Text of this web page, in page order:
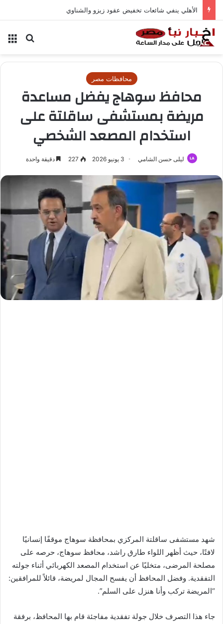
الأهلي ينفي شائعات تخفيض عقود زيزو والشناوي
بحث
محافظات مصر
محافظ سوهاج يفضل مساعدة
مريضة بمستشفى ساقلتة على
استخدام المصعد الشخصي
ليلى حسن الشامي 3 يونيو 2026 227 دقيقة واحدة
شهد مستشفى ساقلتة المركزي بمحافظة سوهاج موقفًا إنسانيًا
لافتًا، حيث أظهر اللواء طارق راشد، محافظ سوهاج، حرصه على
مصلحة المرضى، متخليًا عن استخدام المصعد الكهربائي أثناء جولته
التفقدية. وفضل المحافظ أن يفسح المجال لمريضة، قائلاً للمرافقين:
“المريضة تركب وأنا هنزل على السلم”.
جاء هذا التصرف خلال جولة تفقدية مفاجئة قام بها المحافظ، برفقة